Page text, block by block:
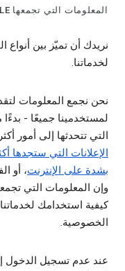
المعلومات التي تجمعها GOOGLE
نريدك أن تميّز بين أنواع
لخدماتنا.
نحن نجمع المعلومات
لمستخدمينا جميعًا - بدءًا
التي تتحدثها إلى أمور
الإعلانات التي ستجدها
بشدة على الإنترنت
كيفية استخدامك
الخصوصية.